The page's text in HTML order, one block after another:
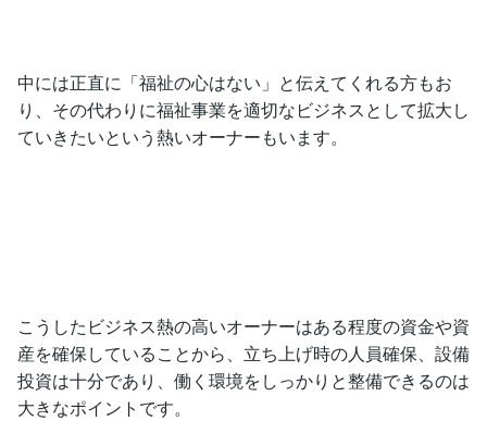
中には正直に「福祉の心はない」と伝えてくれる方もお
り、その代わりに福祉事業を適切なビジネスとして拡大し
ていきたいという熱いオーナーもいます。
こうしたビジネス熱の高いオーナーはある程度の資金や資
産を確保していることから、立ち上げ時の人員確保、設備
投資は十分であり、働く環境をしっかりと整備できるのは
大きなポイントです。